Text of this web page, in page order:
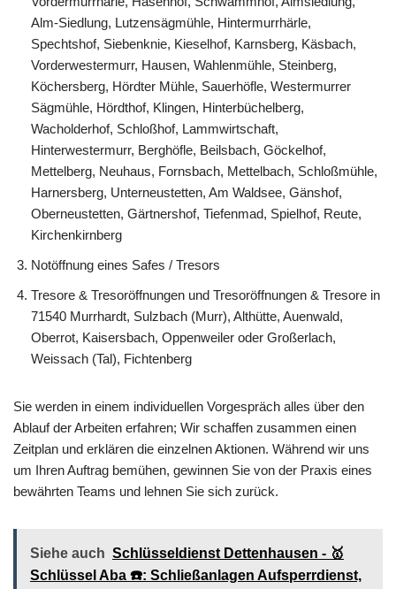
Alm-Siedlung, Lutzensägmühle, Hintermurrhärle,
Spechtshof, Siebenknie, Kieselhof, Karnsberg, Käsbach,
Vorderwestermurr, Hausen, Wahlenmühle, Steinberg,
Köchersberg, Hördter Mühle, Sauerhöfle, Westermurrer
Sägmühle, Hördthof, Klingen, Hinterbüchelberg,
Wacholderhof, Schloßhof, Lammwirtschaft,
Hinterwestermurr, Berghöfle, Beilsbach, Göckelhof,
Mettelberg, Neuhaus, Fornsbach, Mettelbach, Schloßmühle,
Harnersberg, Unterneustetten, Am Waldsee, Gänshof,
Oberneustetten, Gärtnershof, Tiefenmad, Spielhof, Reute,
Kirchenkirnberg
Notöffnung eines Safes / Tresors
Tresore & Tresoröffnungen und Tresoröffnungen & Tresore in
71540 Murrhardt, Sulzbach (Murr), Althütte, Auenwald,
Oberrot, Kaisersbach, Oppenweiler oder Großerlach,
Weissach (Tal), Fichtenberg
Sie werden in einem individuellen Vorgespräch alles über den
Ablauf der Arbeiten erfahren; Wir schaffen zusammen einen
Zeitplan und erklären die einzelnen Aktionen. Während wir uns
um Ihren Auftrag bemühen, gewinnen Sie von der Praxis eines
bewährten Teams und lehnen Sie sich zurück.
Siehe auch Schlüsseldienst Dettenhausen - 🥇
Schlüssel Aba ☎️: Schließanlagen Aufsperrdienst,